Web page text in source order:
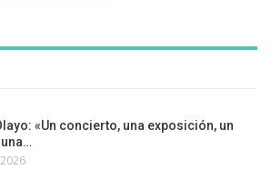
«Un concierto, una exposición, un
una…